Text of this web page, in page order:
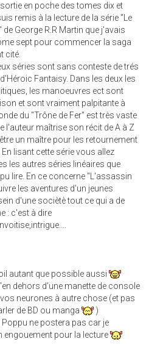
en poche des tomes dix et
remis à la lecture de la série "Le
de George R.R Martin que j'avais
sept pour commencer la saga
cité.
séries sont sans conteste de trés
Fantaisy. Dans les deux les
les manoeuvres ect sont
et sont vraiment palpitante à
du "Trône de Fer" est très vaste
l'auteur maîtrise son récit de A à Z
un maître pour les retournement
lisant cette série vous allez
les autres séries linéaires que
lire. En ce concerne "L'assassin
les aventures d'un jeunes
d'une sociètè tout ce qui a de
: c'est à dire
autant que possible aussi
dehors d'une manette de console
neurones à autre chose (et pas
de BD ou manga
)
ne postera pas car je
engouement pour la lecture